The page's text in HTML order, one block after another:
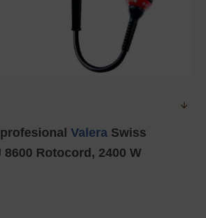
profesional Valera Swiss
Rotocord, 2400 W